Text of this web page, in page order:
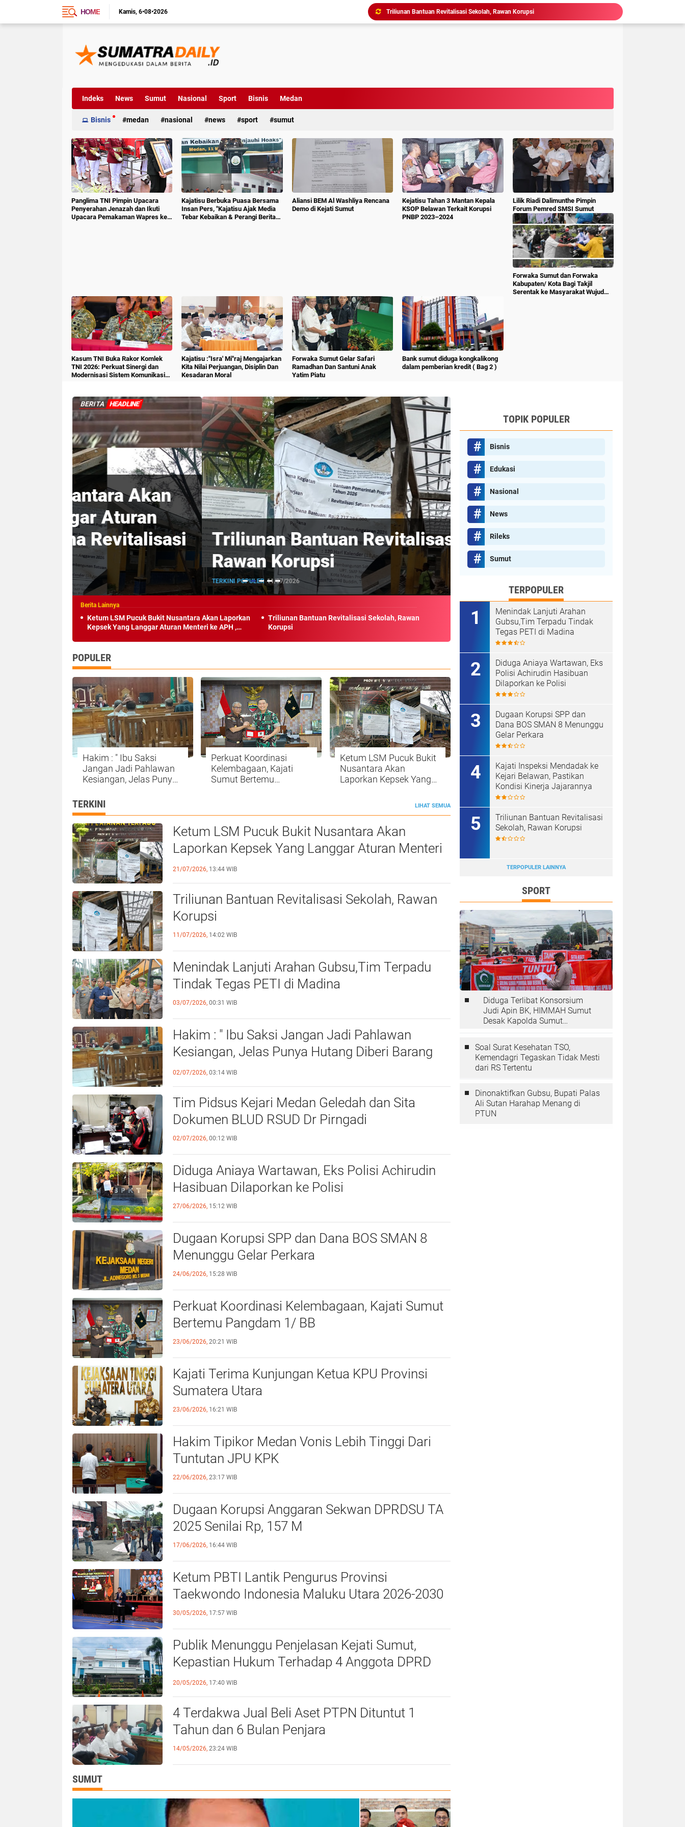
HOME Kamis 6•08•2026
Menindak Lanjuti Arahan Gubsu,Tim Terpadu Tindak Tegas PETI di Madina
Hakim : " Ibu Saksi Jangan Jadi Pahlawan Kesiangan, Jelas Punya Hutang Diberi Barang Lagi
Ketum LSM Pucuk Bukit Nusantara Akan Laporkan Kepsek Yang Langgar Aturan Menteri ke APH , Terkait Dana Revitalisasi Sekolah
Indeks News Sumut Nasional Sport Bisnis Medan
Bisnis medan nasional news sport sumut
Panglima TNI Pimpin Upacara
Penyerahan Jenazah dan Ikuti
Upacara Pemakaman Wapres ke-
Kajatisu Berbuka Puasa Bersama
Insan Pers, "Kajatisu Ajak Media
Tebar Kebaikan & Perangi Berita
Aliansi BEM Al Washliya Rencana
Demo di Kejati Sumut
Kejatisu Tahan 3 Mantan Kepala
KSOP Belawan Terkait Korupsi
PNBP 2023–2024
Lilik Riadi Dalimunthe Pimpin
Forum Pemred SMSI Sumut
Forwaka Sumut dan Forwaka
Kabupaten/ Kota Bagi Takjil
Serentak ke Masyarakat Wujud
Kasum TNI Buka Rakor Komlek
TNI 2026: Perkuat Sinergi dan
Modernisasi Sistem Komunikasi
Kajatisu :"Isra' Mi"raj Mengajarkan
Kita Nilai Perjuangan, Disiplin Dan
Kesadaran Moral
Forwaka Sumut Gelar Safari
Ramadhan Dan Santuni Anak
Yatim Piatu
Bank sumut diduga kongkalikong
dalam pemberian kredit ( Bag 2 )
BERITA HEADLINE
Triliunan Bantuan Revitalisasi Sekolah,
Rawan Korupsi
TERKINI POPULER 11/07/2026
Menindak Lanjuti Arahan
Terpadu Tindak Tegas
Ketum LSM Pucuk Bukit Nusantara Akan Laporkan
Kepsek Yang Langgar Aturan Menteri ke APH ,
Triliunan Bantuan Revitalisasi Sekolah, Rawan
Korupsi
POPULER
Hakim : " Ibu Saksi
Jangan Jadi Pahlawan
Kesiangan, Jelas Punya
Lagi
Perkuat Koordinasi
Kelembagaan, Kajati
Sumut Bertemu
Ketum LSM Pucuk Bukit
Nusantara Akan
Laporkan Kepsek Yang
TERKINI LIHAT SEMUA
Ketum LSM Pucuk Bukit Nusantara Akan
Laporkan Kepsek Yang Langgar Aturan Menteri
21/07/2026, 13:44 WIB
Triliunan Bantuan Revitalisasi Sekolah, Rawan
Korupsi
11/07/2026, 14:02 WIB
Menindak Lanjuti Arahan Gubsu,Tim Terpadu
Tindak Tegas PETI di Madina
03/07/2026, 00:31 WIB
Hakim : " Ibu Saksi Jangan Jadi Pahlawan
Kesiangan, Jelas Punya Hutang Diberi Barang
Lagi
02/07/2026, 03:14 WIB
Tim Pidsus Kejari Medan Geledah dan Sita
Dokumen BLUD RSUD Dr Pirngadi
02/07/2026, 00:12 WIB
Diduga Aniaya Wartawan, Eks Polisi Achirudin
Hasibuan Dilaporkan ke Polisi
27/06/2026, 15:12 WIB
Dugaan Korupsi SPP dan Dana BOS SMAN 8
Menunggu Gelar Perkara
24/06/2026, 15:28 WIB
Perkuat Koordinasi Kelembagaan, Kajati Sumut
Bertemu Pangdam 1/ BB
23/06/2026, 20:21 WIB
Kajati Terima Kunjungan Ketua KPU Provinsi
Sumatera Utara
23/06/2026, 16:21 WIB
Hakim Tipikor Medan Vonis Lebih Tinggi Dari
Tuntutan JPU KPK
22/06/2026, 23:17 WIB
Dugaan Korupsi Anggaran Sekwan DPRDSU TA
2025 Senilai Rp, 157 M
17/06/2026, 16:44 WIB
Ketum PBTI Lantik Pengurus Provinsi
Taekwondo Indonesia Maluku Utara 2026-2030
30/05/2026, 17:57 WIB
Publik Menunggu Penjelasan Kejati Sumut,
Kepastian Hukum Terhadap 4 Anggota DPRD
Medan
20/05/2026, 17:40 WIB
4 Terdakwa Jual Beli Aset PTPN Dituntut 1
Tahun dan 6 Bulan Penjara
14/05/2026, 23:24 WIB
SUMUT
TOPIK POPULER
Bisnis
Edukasi
Nasional
News
Rileks
Sumut
TERPOPULER
Menindak Lanjuti Arahan
Gubsu,Tim Terpadu Tindak
Tegas PETI di Madina
Diduga Aniaya Wartawan, Eks
Polisi Achirudin Hasibuan
Dilaporkan ke Polisi
Dugaan Korupsi SPP dan
Dana BOS SMAN 8 Menunggu
Gelar Perkara
Kajati Inspeksi Mendadak ke
Kejari Belawan, Pastikan
Kondisi Kinerja Jajarannya
Triliunan Bantuan Revitalisasi
Sekolah, Rawan Korupsi
TERPOPULER LAINNYA
SPORT
Diduga Terlibat Konsorsium
Judi Apin BK, HIMMAH Sumut
Desak Kapolda Sumut
Soal Surat Kesehatan TSO,
Kemendagri Tegaskan Tidak Mesti
dari RS Tertentu
Dinonaktifkan Gubsu, Bupati Palas
Ali Sutan Harahap Menang di
PTUN